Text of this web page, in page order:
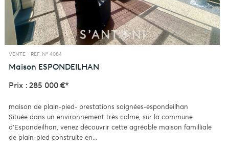
VENTE - REF. N° 4084
Maison ESPONDEILHAN
Prix : 285 000 €*
maison de plain-pied- prestations soignées-espondeilhan
Située dans un environnement très calme, sur la commune
d'Espondeilhan, venez découvrir cette agréable maison familliale
de plain-pied construite en...